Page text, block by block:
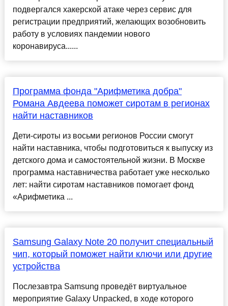
подвергался хакерской атаке через сервис для
регистрации предприятий, желающих возобновить
работу в условиях пандемии нового
коронавируса......
Программа фонда "Арифметика добра"
Романа Авдеева поможет сиротам в регионах
найти наставников
Дети-сироты из восьми регионов России смогут
найти наставника, чтобы подготовиться к выпуску из
детского дома и самостоятельной жизни. В Москве
программа наставничества работает уже несколько
лет: найти сиротам наставников помогает фонд
«Арифметика ...
Samsung Galaxy Note 20 получит специальный
чип, который поможет найти ключи или другие
устройства
Послезавтра Samsung проведёт виртуальное
мероприятие Galaxy Unpacked, в ходе которого